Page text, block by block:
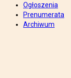
Ogłoszenia
Prenumerata
Archiwum